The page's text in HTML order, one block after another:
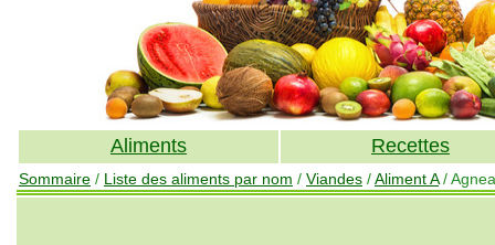
Aliments Recettes
Sommaire / Liste des aliments par nom / Viandes /Aliment A/